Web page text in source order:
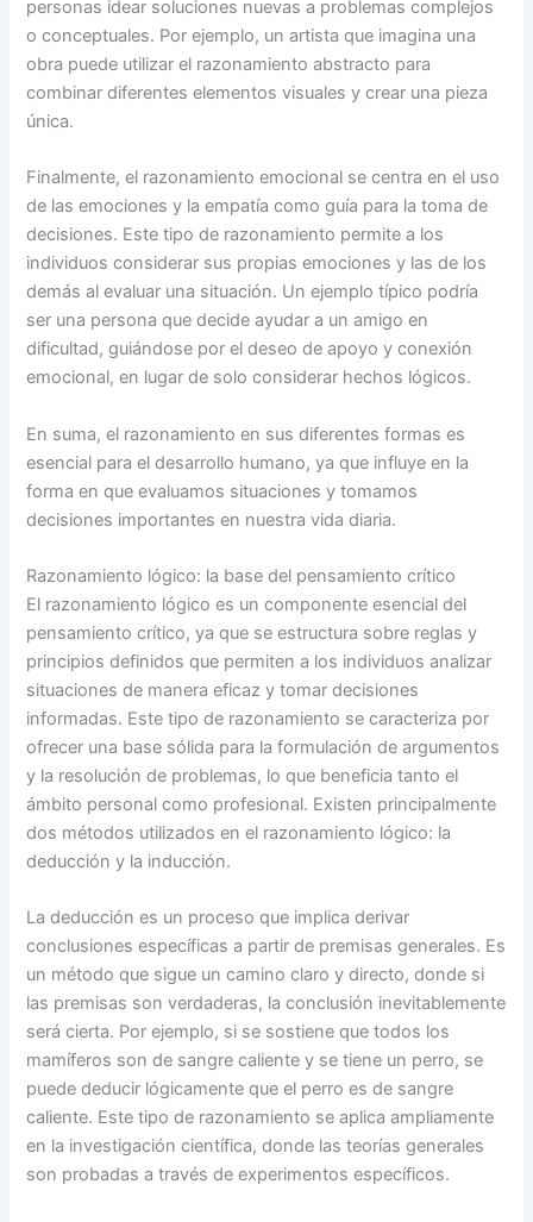
personas idear soluciones nuevas a problemas complejos
o conceptuales. Por ejemplo, un artista que imagina una
obra puede utilizar el razonamiento abstracto para
combinar diferentes elementos visuales y crear una pieza
única.
Finalmente, el razonamiento emocional se centra en el uso
de las emociones y la empatía como guía para la toma de
decisiones. Este tipo de razonamiento permite a los
individuos considerar sus propias emociones y las de los
demás al evaluar una situación. Un ejemplo típico podría
ser una persona que decide ayudar a un amigo en
dificultad, guiándose por el deseo de apoyo y conexión
emocional, en lugar de solo considerar hechos lógicos.
En suma, el razonamiento en sus diferentes formas es
esencial para el desarrollo humano, ya que influye en la
forma en que evaluamos situaciones y tomamos
decisiones importantes en nuestra vida diaria.
Razonamiento lógico: la base del pensamiento crítico
El razonamiento lógico es un componente esencial del
pensamiento crítico, ya que se estructura sobre reglas y
principios definidos que permiten a los individuos analizar
situaciones de manera eficaz y tomar decisiones
informadas. Este tipo de razonamiento se caracteriza por
ofrecer una base sólida para la formulación de argumentos
y la resolución de problemas, lo que beneficia tanto el
ámbito personal como profesional. Existen principalmente
dos métodos utilizados en el razonamiento lógico: la
deducción y la inducción.
La deducción es un proceso que implica derivar
conclusiones específicas a partir de premisas generales. Es
un método que sigue un camino claro y directo, donde si
las premisas son verdaderas, la conclusión inevitablemente
será cierta. Por ejemplo, si se sostiene que todos los
mamíferos son de sangre caliente y se tiene un perro, se
puede deducir lógicamente que el perro es de sangre
caliente. Este tipo de razonamiento se aplica ampliamente
en la investigación científica, donde las teorías generales
son probadas a través de experimentos específicos.